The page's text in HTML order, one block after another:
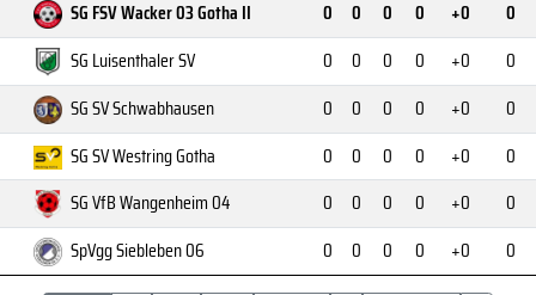
SG FSV Wacker 03 Gotha II
0 0 0 0 +0
0
SG Luisenthaler SV
0 0 0 0 +0
0
SG SV Schwabhausen
0 0 0 0 +0
0
SG SV Westring Gotha
0 0 0 0 +0
0
SG VfB Wangenheim 04
0 0 0 0 +0
0
SpVgg Siebleben 06
0 0 0 0 +0 0